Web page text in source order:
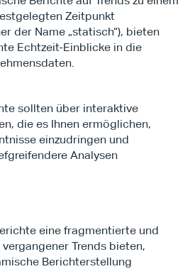
Zeitpunkt
der Name „statisch“), bieten
Echtzeit-Einblicke in die
sollten über interaktive
die es Ihnen ermöglichen,
einzudringen und
Analysen
eine fragmentierte und
Trends bieten,
Berichterstellung